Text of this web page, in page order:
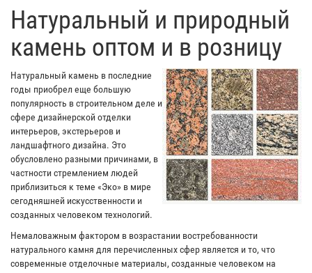
​Натуральный и природный
камень оптом и в розницу
Натуральный камень в последние
годы приобрел еще большую
популярность в строительном деле и
сфере дизайнерской отделки
интерьеров, экстерьеров и
ландшафтного дизайна. Это
обусловлено разными причинами, в
частности стремлением людей
приблизиться к теме «Эко» в мире
сегодняшней искусственности и
созданных человеком технологий.
Немаловажным фактором в возрастании востребованности
натурального камня для перечисленных сфер является и то, что
современные отделочные материалы, созданные человеком на